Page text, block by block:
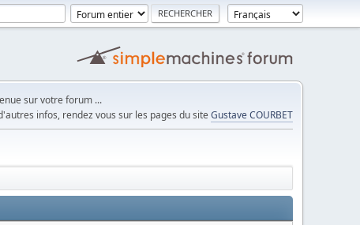
sur votre forum ...
infos, rendez vous sur les pages du site Gustave COURBET